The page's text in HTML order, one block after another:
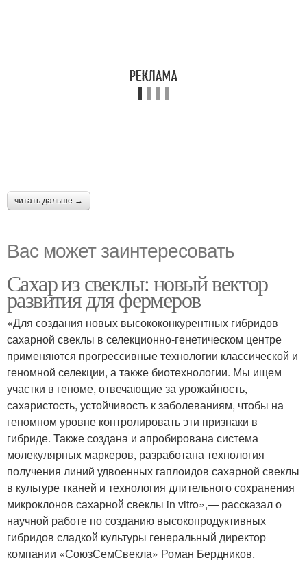
читать дальше →
Вас может заинтересовать
Сахар из свеклы: новый вектор
развития для фермеров
«Для создания новых высококонкурентных гибридов
сахарной свеклы в селекционно-генетическом центре
применяются прогрессивные технологии классической и
геномной селекции, а также биотехнологии. Мы ищем
участки в геноме, отвечающие за урожайность,
сахаристость, устойчивость к заболеваниям, чтобы на
геномном уровне контролировать эти признаки в
гибриде. Также создана и апробирована система
молекулярных маркеров, разработана технология
получения линий удвоенных гаплоидов сахарной свеклы
в культуре тканей и технология длительного сохранения
микроклонов сахарной свеклы in vitro»,— рассказал о
научной работе по созданию высокопродуктивных
гибридов сладкой культуры генеральный директор
компании «СоюзСемСвекла» Роман Бердников.